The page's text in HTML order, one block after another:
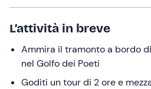
the
keyboard
for
changing
dates.
L’attività in breve
Ammira il tramonto a bordo
nel Golfo dei Poeti
Goditi un tour di 2 ore e